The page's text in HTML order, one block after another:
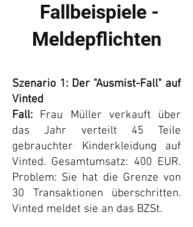
Fallbeispiele -
Meldepflichten
Szenario 1: Der "Ausmist-Fall" auf
Vinted
Fall: Frau Müller verkauft über
das Jahr verteilt 45 Teile
gebrauchter Kinderkleidung auf
Vinted. Gesamtumsatz: 400 EUR.
Problem: Sie hat die Grenze von
30 Transaktionen überschritten.
Vinted meldet sie an das BZSt.